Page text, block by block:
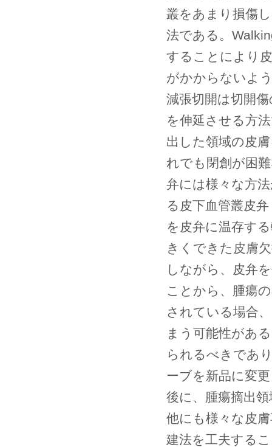
叢をあまり損傷
法である。
することにより
がかからないよ
減張切開は切開
を伸延させる方
出した領域の皮
れでも閉創が困
弁には様々な方
る皮下血管叢皮弁
を皮弁に温存す
きくできた皮膚
しながら、皮弁
ことから、腫瘍
されている場合
まう可能性があ
られるべきであ
ーブを新品に変
後に、腫瘍摘出
他にも様々な皮
建法を工夫する